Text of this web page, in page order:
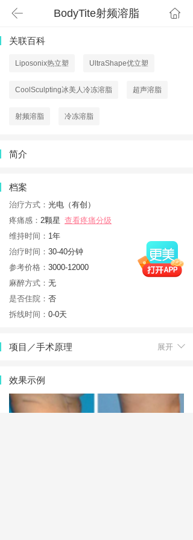
首页
BodyTite射频溶脂
关联百科
Liposonix热立塑 UltraShape优立塑
CoolSculpting冰美人冷冻溶脂 超声溶脂
射频溶脂 冷冻溶脂
简介
档案
治疗方式： 光电（有创）
疼痛感： 2颗星 查看疼痛分级
维持时间： 1年
治疗时间： 30-40分钟
参考价格： 3000-12000
麻醉方式： 无
是否住院： 否
拆线时间： 0-0天
项目／手术原理 展开
效果示例